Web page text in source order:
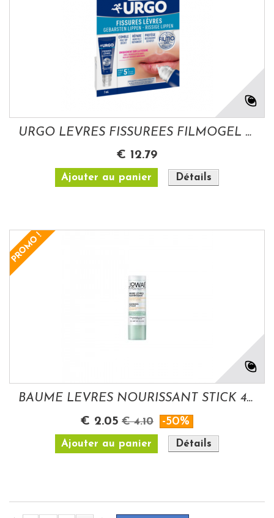
URGO LEVRES FISSUREES FILMOGEL 7 ML
€ 12.79
Ajouter au panier Détails
PROMO !
BAUME LEVRES NOURISSANT STICK 4G JOWAE
€ 2.05 € 4.10 -50%
Ajouter au panier Détails